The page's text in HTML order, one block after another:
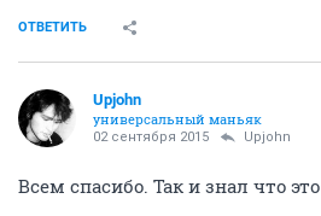
ОТВЕТИТЬ
Upjohn
универсальный маньяк
02 сентября 2015 Upjohn
Всем спасибо. Так и знал что это